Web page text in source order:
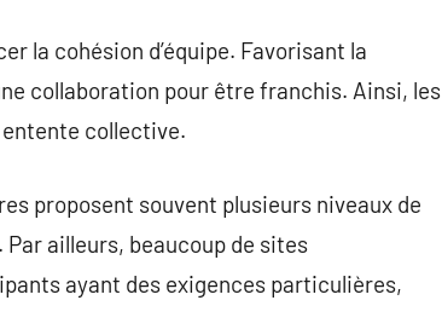
la cohésion d’équipe. Favorisant la
collaboration pour être franchis. Ainsi, les
collective.
proposent souvent plusieurs niveaux de
ailleurs, beaucoup de sites
ayant des exigences particulières,